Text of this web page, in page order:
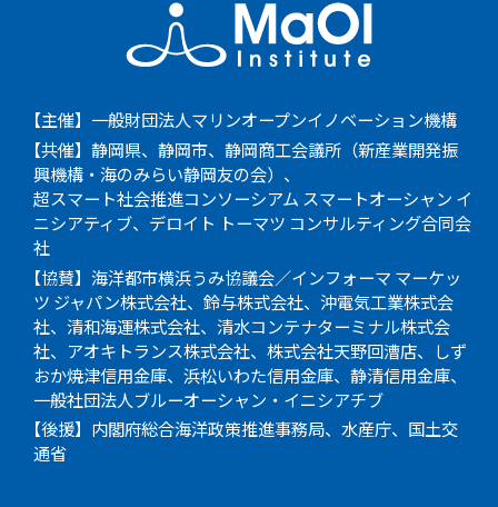
【主催】一般財団法人マリンオープンイノベーション機構
【共催】静岡県、静岡市、静岡商工会議所（新産業開発振
興機構・海のみらい静岡友の会）、
超スマート社会推進コンソーシアム スマートオーシャン イ
ニシアティブ、デロイト トーマツ コンサルティング合同会
社
【協賛】海洋都市横浜うみ協議会／インフォーマ マーケッ
ツ ジャパン株式会社、鈴与株式会社、沖電気工業株式会
社、清和海運株式会社、清水コンテナターミナル株式会
社、アオキトランス株式会社、株式会社天野回漕店、しず
おか焼津信用金庫、浜松いわた信用金庫、静清信用金庫、
一般社団法人ブルーオーシャン・イニシアチブ
【後援】内閣府総合海洋政策推進事務局、水産庁、国土交
通省